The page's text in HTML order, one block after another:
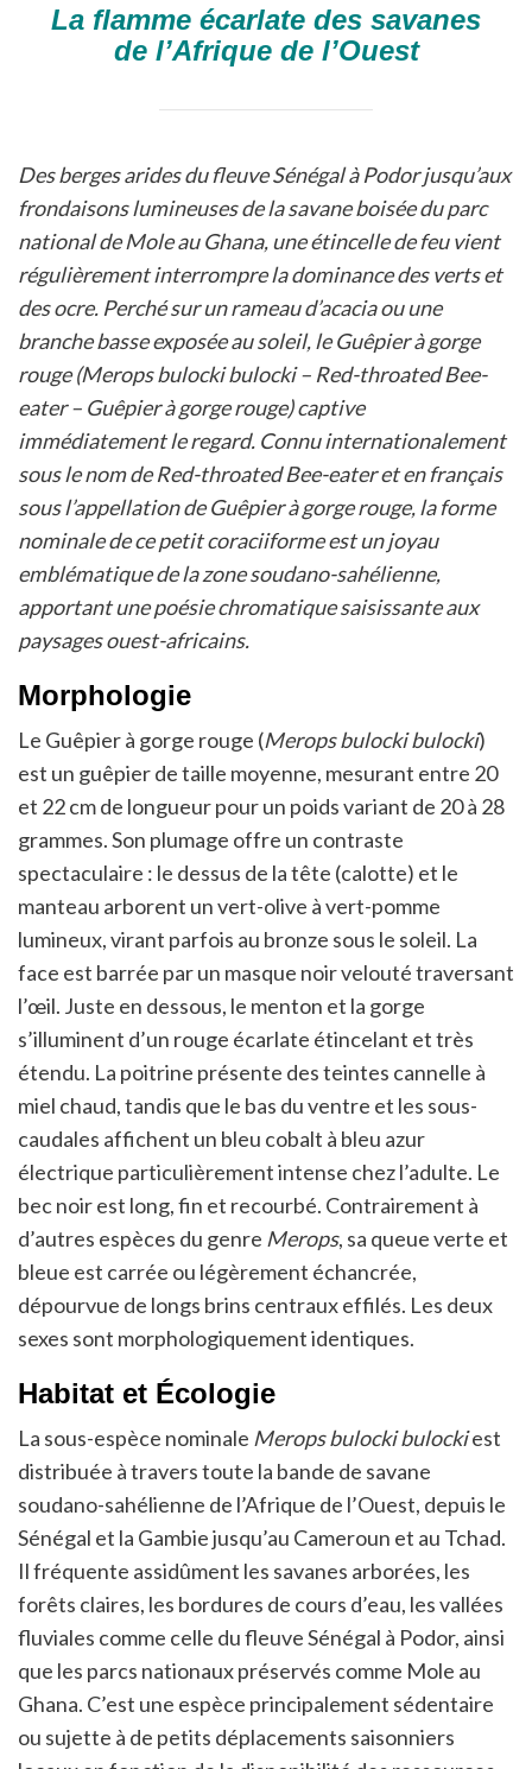
La flamme écarlate des savanes
de l’Afrique de l’Ouest
Des berges arides du fleuve Sénégal à Podor jusqu’aux
frondaisons lumineuses de la savane boisée du parc
national de Mole au Ghana, une étincelle de feu vient
régulièrement interrompre la dominance des verts et
des ocre. Perché sur un rameau d’acacia ou une
branche basse exposée au soleil, le Guêpier à gorge
rouge (Merops bulocki bulocki – Red-throated Bee-
eater – Guêpier à gorge rouge) captive
immédiatement le regard. Connu internationalement
sous le nom de Red-throated Bee-eater et en français
sous l’appellation de Guêpier à gorge rouge, la forme
nominale de ce petit coraciiforme est un joyau
emblématique de la zone soudano-sahélienne,
apportant une poésie chromatique saisissante aux
paysages ouest-africains.
Morphologie
Le Guêpier à gorge rouge (Merops bulocki bulocki)
est un guêpier de taille moyenne, mesurant entre 20
et 22 cm de longueur pour un poids variant de 20 à 28
grammes. Son plumage offre un contraste
spectaculaire : le dessus de la tête (calotte) et le
manteau arborent un vert-olive à vert-pomme
lumineux, virant parfois au bronze sous le soleil. La
face est barrée par un masque noir velouté traversant
l’œil. Juste en dessous, le menton et la gorge
s’illuminent d’un rouge écarlate étincelant et très
étendu. La poitrine présente des teintes cannelle à
miel chaud, tandis que le bas du ventre et les sous-
caudales affichent un bleu cobalt à bleu azur
électrique particulièrement intense chez l’adulte. Le
bec noir est long, fin et recourbé. Contrairement à
d’autres espèces du genre Merops, sa queue verte et
bleue est carrée ou légèrement échancrée,
dépourvue de longs brins centraux effilés. Les deux
sexes sont morphologiquement identiques.
Habitat et Écologie
La sous-espèce nominale Merops bulocki bulockiest
distribuée à travers toute la bande de savane
soudano-sahélienne de l’Afrique de l’Ouest, depuis le
Sénégal et la Gambie jusqu’au Cameroun et au Tchad.
Il fréquente assidûment les savanes arborées, les
forêts claires, les bordures de cours d’eau, les vallées
fluviales comme celle du fleuve Sénégal à Podor, ainsi
que les parcs nationaux préservés comme Mole au
Ghana. C’est une espèce principalement sédentaire
ou sujette à de petits déplacements saisonniers